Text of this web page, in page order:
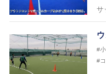
※全コーサ
#
#